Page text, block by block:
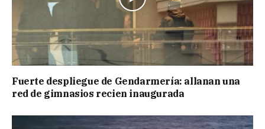
Fuerte despliegue de Gendarmería: allanan una
red de gimnasios recien inaugurada